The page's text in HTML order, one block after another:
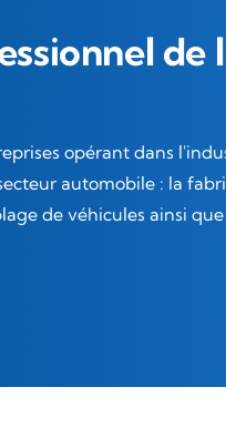
opérant dans
automobile : la
de véhicules ainsi